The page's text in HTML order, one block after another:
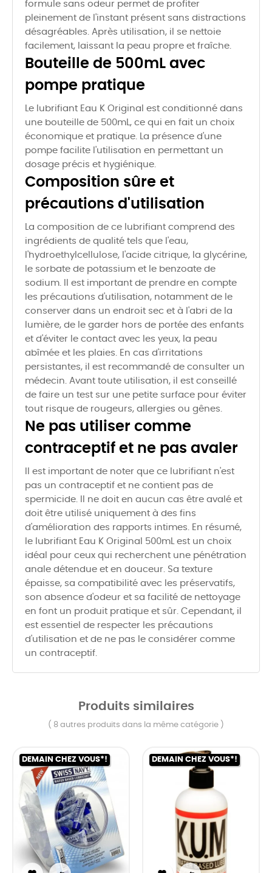
formule sans odeur permet de profiter
pleinement de l'instant présent sans distractions
désagréables. Après utilisation, il se nettoie
facilement, laissant la peau propre et fraîche.
Bouteille de 500mL avec
pompe pratique
Le lubrifiant Eau K Original est conditionné dans
une bouteille de 500mL, ce qui en fait un choix
économique et pratique. La présence d'une
pompe facilite l'utilisation en permettant un
dosage précis et hygiénique.
Composition sûre et
précautions d'utilisation
La composition de ce lubrifiant comprend des
ingrédients de qualité tels que l'eau,
l'hydroethylcellulose, l'acide citrique, la glycérine,
le sorbate de potassium et le benzoate de
sodium. Il est important de prendre en compte
les précautions d'utilisation, notamment de le
conserver dans un endroit sec et à l'abri de la
lumière, de le garder hors de portée des enfants
et d'éviter le contact avec les yeux, la peau
abîmée et les plaies. En cas d'irritations
persistantes, il est recommandé de consulter un
médecin. Avant toute utilisation, il est conseillé
de faire un test sur une petite surface pour éviter
tout risque de rougeurs, allergies ou gênes.
Ne pas utiliser comme
contraceptif et ne pas avaler
Il est important de noter que ce lubrifiant n'est
pas un contraceptif et ne contient pas de
spermicide. Il ne doit en aucun cas être avalé et
doit être utilisé uniquement à des fins
d'amélioration des rapports intimes. En résumé,
le lubrifiant Eau K Original 500mL est un choix
idéal pour ceux qui recherchent une pénétration
anale détendue et en douceur. Sa texture
épaisse, sa compatibilité avec les préservatifs,
son absence d'odeur et sa facilité de nettoyage
en font un produit pratique et sûr. Cependant, il
est essentiel de respecter les précautions
d'utilisation et de ne pas le considérer comme
un contraceptif.
Produits similaires
( 8 autres produits dans la même catégorie )
DEMAIN CHEZ VOUS*! DEMAIN CHEZ VOUS*!